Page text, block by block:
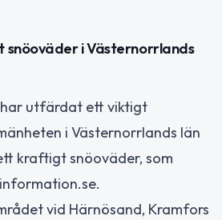
i Västernorrlands
utfärdat ett viktigt
i Västernorrlands län
kraftigt snöoväder, som
vid Härnösand, Kramfors